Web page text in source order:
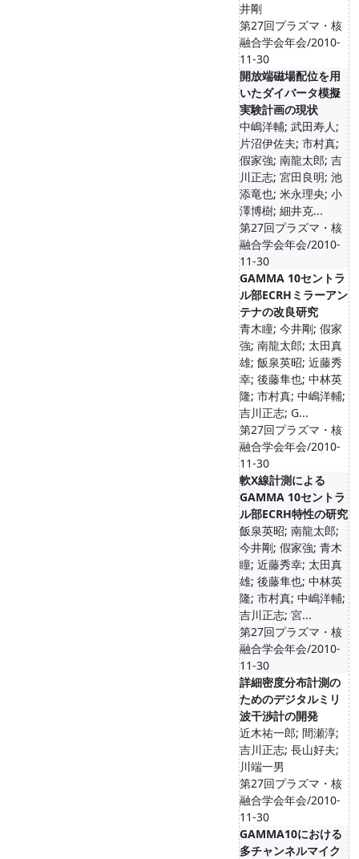
井剛
第27回プラズマ・核
融合学会年会/2010-
11-30
開放端磁場配位を用
いたダイバータ模擬
実験計画の現状
中嶋洋輔; 武田寿人;
片沼伊佐夫; 市村真;
假家強; 南龍太郎; 吉
川正志; 宮田良明; 池
添竜也; 米永理央; 小
澤博樹; 細井克...
第27回プラズマ・核
融合学会年会/2010-
11-30
GAMMA 10セントラ
ル部ECRHミラーアン
テナの改良研究
青木瞳; 今井剛; 假家
強; 南龍太郎; 太田真
雄; 飯泉英昭; 近藤秀
幸; 後藤隼也; 中林英
隆; 市村真; 中嶋洋輔;
吉川正志; G...
第27回プラズマ・核
融合学会年会/2010-
11-30
軟X線計測による
GAMMA 10セントラ
ル部ECRH特性の研究
飯泉英昭; 南龍太郎;
今井剛; 假家強; 青木
瞳; 近藤秀幸; 太田真
雄; 後藤隼也; 中林英
隆; 市村真; 中嶋洋輔;
吉川正志; 宮...
第27回プラズマ・核
融合学会年会/2010-
11-30
詳細密度分布計測の
ためのデジタルミリ
波干渉計の開発
近木祐一郎; 間瀬淳;
吉川正志; 長山好夫;
川端一男
第27回プラズマ・核
融合学会年会/2010-
11-30
GAMMA10における
多チャンネルマイク